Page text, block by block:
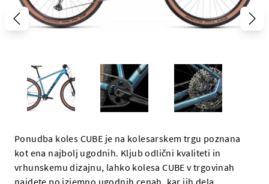
Ponudba koles CUBE je na kolesarskem trgu poznana
kot ena najbolj ugodnih. Kljub odlični kvaliteti in
vrhunskemu dizajnu, lahko kolesa CUBE v trgovinah
najdete po izjemno ugodnih cenah, kar jih dela